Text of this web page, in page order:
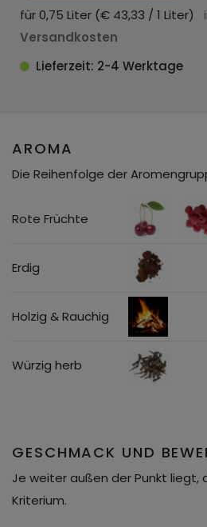
für 0,75 Liter (€ 43,33 / 1 Liter)
Versandkosten
Lieferzeit: 2-4 Werktage
AROMA
Die Reihenfolge der
Rote Früchte
Erdig
Holzig & Rauchig
Würzig herb
GESCHMACK UND
Je weiter außen der Punkt liegt,
Kriterium.